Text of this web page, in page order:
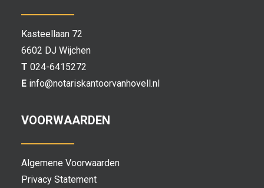
Kasteellaan 72
6602 DJ Wijchen
T 024-6415272
E info@notariskantoorvanhovell.nl
VOORWAARDEN
Algemene Voorwaarden
Privacy Statement